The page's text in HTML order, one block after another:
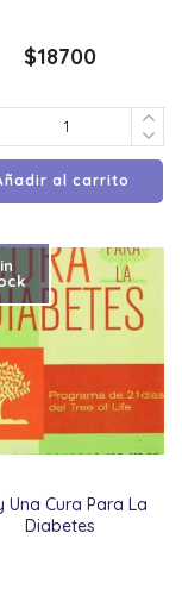
$18700
al carrito
Una Cura Para La
Diabetes